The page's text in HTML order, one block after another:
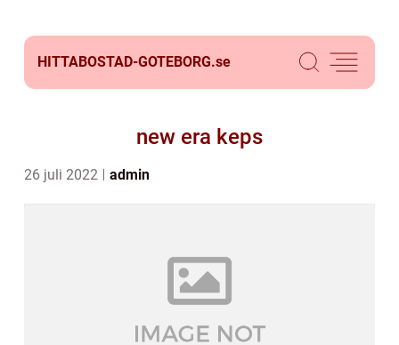
HITTABOSTAD-GOTEBORG.se
new era keps
26 juli 2022 admin